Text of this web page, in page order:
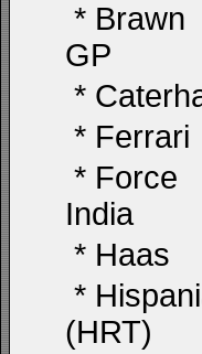
* Brawn
GP
*
* Ferrari
* Force
India
* Haas
*
(HRT)